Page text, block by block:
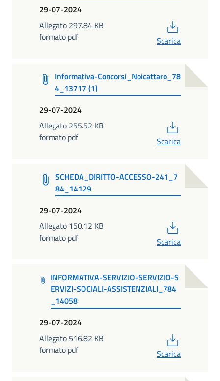
29-07-2024
Allegato 297.84 KB
formato pdf
Scarica
Informativa-Concorsi_Noicattaro_78
4_13717 (1)
29-07-2024
Allegato 255.52 KB
formato pdf
Scarica
SCHEDA_DIRITTO-ACCESSO-241_7
84_14129
29-07-2024
Allegato 150.12 KB
formato pdf
Scarica
INFORMATIVA-SERVIZIO-SERVIZIO-S
ERVIZI-SOCIALI-ASSISTENZIALI_784
_14058
29-07-2024
Allegato 516.82 KB
formato pdf
Scarica